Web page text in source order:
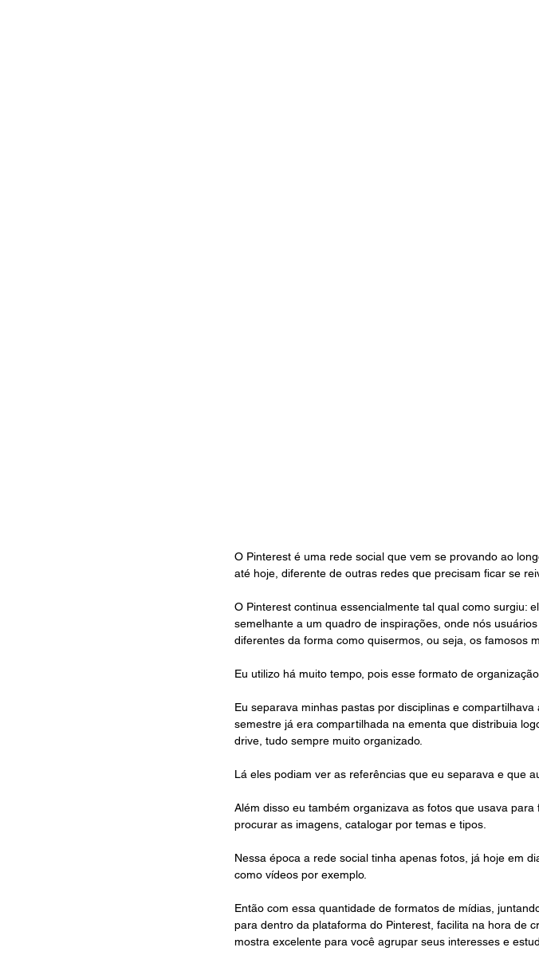
O Pinterest é uma rede social que vem se provando ao
até hoje, diferente de outras redes que precisam ficar se
O Pinterest continua essencialmente tal qual como surgiu:
semelhante a um quadro de inspirações, onde nós
diferentes da forma como quisermos, ou seja, os famosos
Eu utilizo há muito tempo, pois esse formato de
Eu separava minhas pastas por disciplinas e
semestre já era compartilhada na ementa que distribuia
drive, tudo sempre muito organizado.
Lá eles podiam ver as referências que eu separava e que
Além disso eu também organizava as fotos que usava
procurar as imagens, catalogar por temas e tipos.
Nessa época a rede social tinha apenas fotos, já hoje em
como vídeos por exemplo.
Então com essa quantidade de formatos de mídias,
para dentro da plataforma do Pinterest, facilita na hora de
mostra excelente para você agrupar seus interesses e